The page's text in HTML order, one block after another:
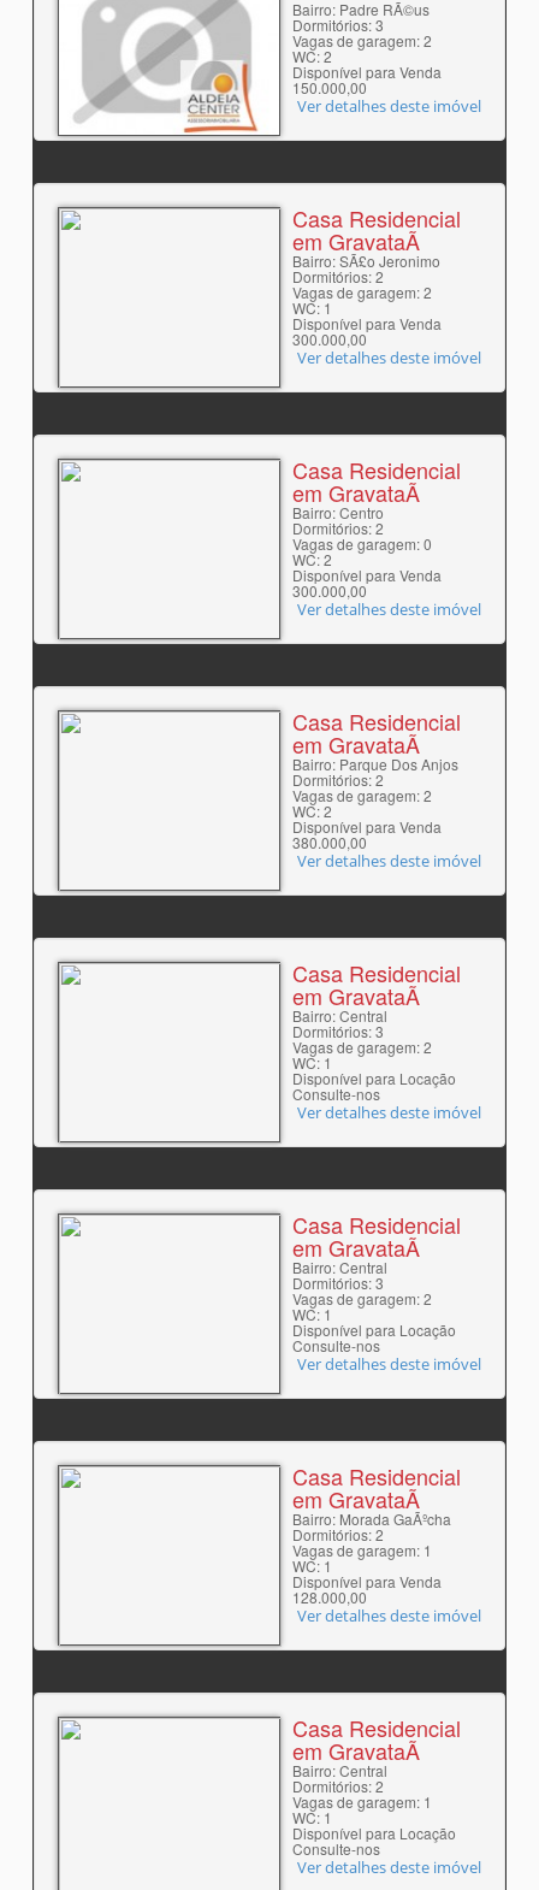
Bairro: Padre RÃ©us
Dormitórios: 3
Vagas de garagem: 2
WC: 2
Disponível para Venda
150.000,00
Ver detalhes deste imóvel
Casa Residencial
em GravataÃ­
Bairro: SÃ£o Jeronimo
Dormitórios: 2
Vagas de garagem: 2
WC: 1
Disponível para Venda
300.000,00
Ver detalhes deste imóvel
Casa Residencial
em GravataÃ­
Bairro: Centro
Dormitórios: 2
Vagas de garagem: 0
WC: 2
Disponível para Venda
300.000,00
Ver detalhes deste imóvel
Casa Residencial
em GravataÃ­
Bairro: Parque Dos Anjos
Dormitórios: 2
Vagas de garagem: 2
WC: 2
Disponível para Venda
380.000,00
Ver detalhes deste imóvel
Casa Residencial
em GravataÃ­
Bairro: Central
Dormitórios: 3
Vagas de garagem: 2
WC: 1
Disponível para Locação
Consulte-nos
Ver detalhes deste imóvel
Casa Residencial
em GravataÃ­
Bairro: Central
Dormitórios: 3
Vagas de garagem: 2
WC: 1
Disponível para Locação
Consulte-nos
Ver detalhes deste imóvel
Casa Residencial
em GravataÃ­
Bairro: Morada GaÃºcha
Dormitórios: 2
Vagas de garagem: 1
WC: 1
Disponível para Venda
128.000,00
Ver detalhes deste imóvel
Casa Residencial
em GravataÃ­
Bairro: Central
Dormitórios: 2
Vagas de garagem: 1
WC: 1
Disponível para Locação
Consulte-nos
Ver detalhes deste imóvel